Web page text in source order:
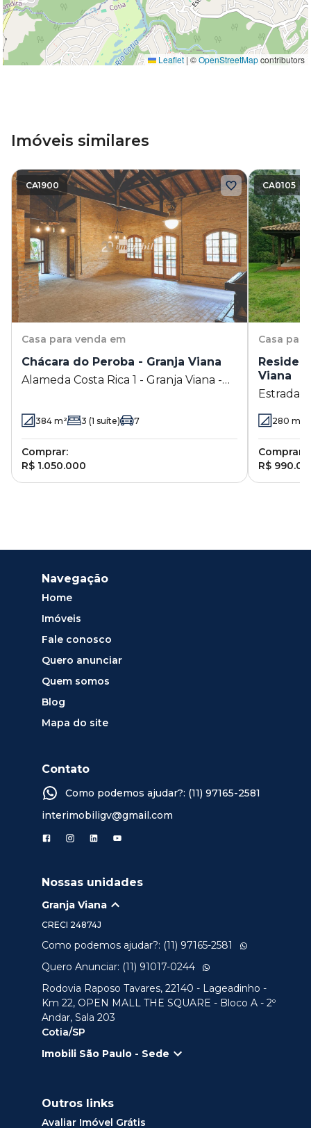
Leaflet | ©OpenStreetMapcontributors
Imóveis similares
CA1900
Casa para venda em
Chácara do Peroba - Granja Viana
Alameda Costa Rica 1 - Granja Viana -
384 m² 3 (1 suíte) 7
Comprar:
R$ 1.050.000
CA0105
Casa
Viana
Estrada
Viana -
280 m²
Comprar:
R$
Navegação
Home
Imóveis
Fale conosco
Quero anunciar
Quem somos
Blog
Mapa do site
Contato
Como podemos ajudar?: (11) 97165-2581
interimobiligv@gmail.com
Nossas unidades
Granja Viana
CRECI 24874J
Como podemos ajudar?: (11) 97165-2581
Quero Anunciar: (11) 91017-0244
Rodovia Raposo Tavares, 22140 - Lageadinho -
Km 22, OPEN MALL THE SQUARE - Bloco A - 2º
Andar, Sala 203
Cotia/SP
Imobili São Paulo - Sede
Outros links
Avaliar Imóvel Grátis